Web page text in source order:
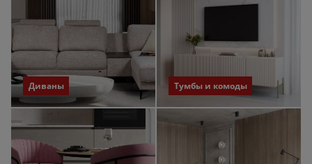
Диваны Тумбы и комоды